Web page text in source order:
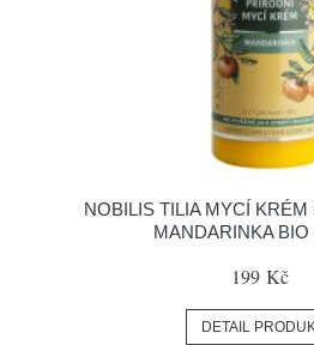
NOBILIS TILIA MYCÍ KRÉM
MANDARINKA BIO
199 Kč
DETAIL